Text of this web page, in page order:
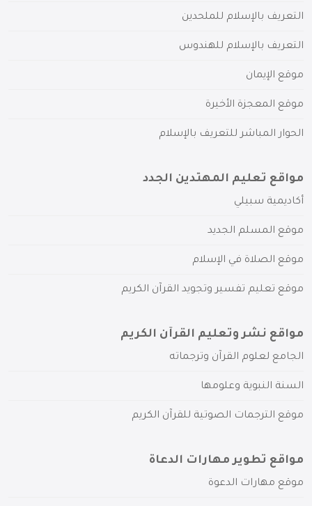
التعريف بالإسلام للملحدين
التعريف بالإسلام للهندوس
موقع الإيمان
موقع المعجزة الأخيرة
الحوار المباشر للتعريف بالإسلام
مواقع تعليم المهتدين الجدد
أكاديمية سبيلي
موقع المسلم الجديد
موقع الصلاة في الإسلام
موقع تعليم تفسير وتجويد القرآن الكريم
مواقع نشر وتعليم القرآن الكريم
الجامع لعلوم القرآن وترجماته
السنة النبوية وعلومها
موقع الترجمات الصوتية للقرآن الكريم
مواقع تطوير مهارات الدعاة
موقع مهارات الدعوة